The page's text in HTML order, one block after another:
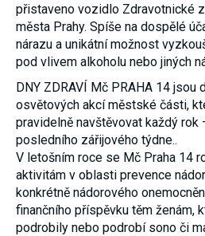
přistaveno vozidlo Zdravotnické
města Prahy. Spíše na dospělé
nárazu a unikátní možnost
pod vlivem alkoholu nebo jiných
DNY ZDRAVÍ Mč PRAHA 14 jsou
osvětových akcí městské části,
pravidelně navštěvovat každý rok
posledního zářijového týdne..
V letošním roce se Mč Praha 14
aktivitám v oblasti prevence
konkrétně nádorového
finančního příspěvku těm ženám,
podrobily nebo podrobí sono či